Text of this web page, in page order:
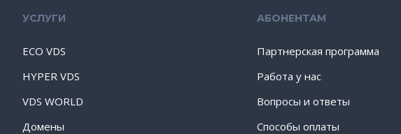
УСЛУГИ
ECO VDS
HYPER VDS
VDS WORLD
Домены
АБОНЕНТАМ
Партнерская программа
Работа у нас
Вопросы и ответы
Способы оплаты